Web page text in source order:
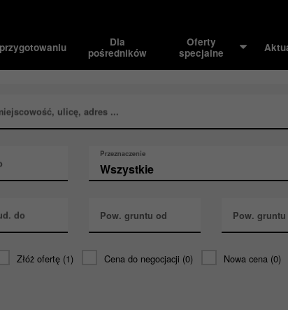
Dla
pośredników
Oferty
specjalne
ulicę, adres ...
Przeznaczenie
do Pow. gruntu od Pow. gruntu
Złóż ofertę (1) Cena do negocjacji (0) Nowa cena (0)